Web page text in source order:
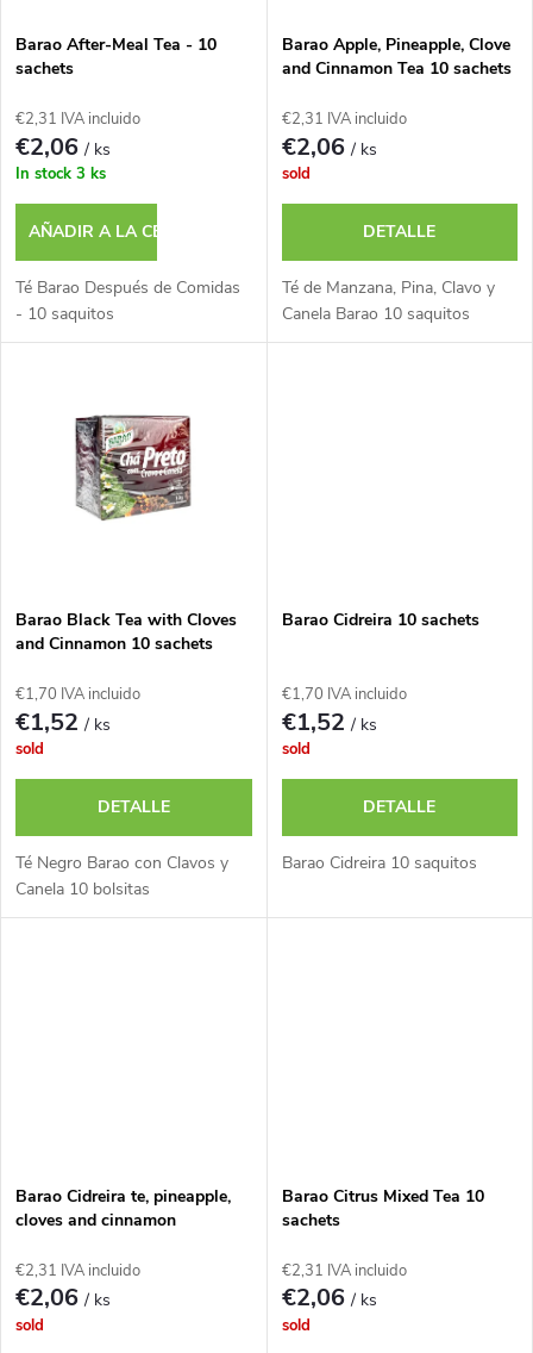
i
c
a
c
i
ó
p
r
o
d
u
c
a
d
e
p
r
o
o
s
Barao After-Meal Tea - 10
sachets
€2,31 IVA incluido
€2,06/ ks
In stock 3 ks
AÑADIR A LA CESTA
Té Barao Después de Comidas
- 10 saquitos
Barao Apple, Pineapple, Clove
and Cinnamon Tea 10 sachets
€2,31 IVA incluido
€2,06/ ks
sold
DETALLE
Té de Manzana, Pina, Clavo y
Canela Barao 10 saquitos
Barao Black Tea with Cloves
and Cinnamon 10 sachets
€1,70 IVA incluido
€1,52/ ks
sold
DETALLE
Té Negro Barao con Clavos y
Canela 10 bolsitas
Barao Cidreira 10 sachets
€1,70 IVA incluido
€1,52/ ks
sold
DETALLE
Barao Cidreira 10 saquitos
Barao Cidreira te, pineapple,
cloves and cinnamon
€2,31 IVA incluido
€2,06/ ks
sold
Barao Citrus Mixed Tea 10
sachets
€2,31 IVA incluido
€2,06/ ks
sold